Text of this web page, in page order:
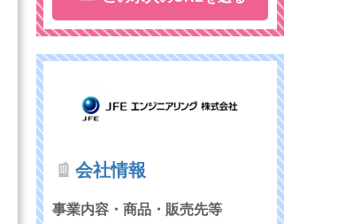
会社情報
事業内容・商品・販売先等